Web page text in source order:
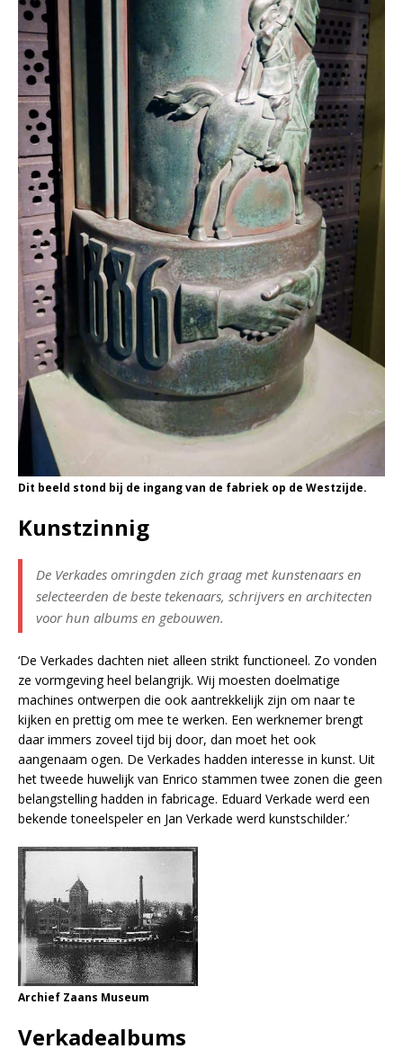
Dit beeld stond bij de ingang van de fabriek op de Westzijde.
Kunstzinnig
De Verkades omringden zich graag met kunstenaars en
selecteerden de beste tekenaars, schrijvers en architecten
voor hun albums en gebouwen.
‘De Verkades dachten niet alleen strikt functioneel. Zo vonden
ze vormgeving heel belangrijk. Wij moesten doelmatige
machines ontwerpen die ook aantrekkelijk zijn om naar te
kijken en prettig om mee te werken. Een werknemer brengt
daar immers zoveel tijd bij door, dan moet het ook
aangenaam ogen. De Verkades hadden interesse in kunst. Uit
het tweede huwelijk van Enrico stammen twee zonen die geen
belangstelling hadden in fabricage. Eduard Verkade werd een
bekende toneelspeler en Jan Verkade werd kunstschilder.’
Archief Zaans Museum
Verkadealbums